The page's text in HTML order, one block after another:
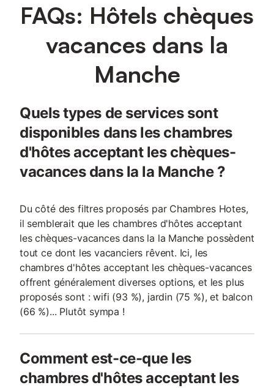
FAQs: Hôtels chèques
vacances dans la
Manche
Quels types de services sont
disponibles dans les chambres
d'hôtes acceptant les chèques-
vacances dans la la Manche ?
Du côté des filtres proposés par Chambres Hotes,
il semblerait que les chambres d'hôtes acceptant
les chèques-vacances dans la la Manche possèdent
tout ce dont les vacanciers rêvent. Ici, les
chambres d'hôtes acceptant les chèques-vacances
offrent généralement diverses options, et les plus
proposés sont : wifi (93 %), jardin (75 %), et balcon
(66 %)... Plutôt sympa !
Comment est-ce-que les
chambres d'hôtes acceptant les